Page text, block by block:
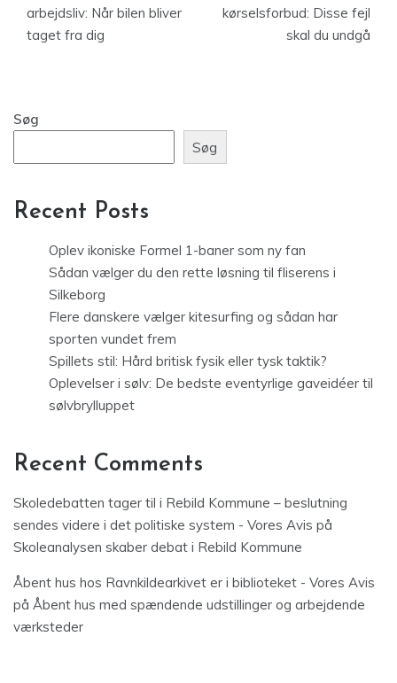
arbejdsliv: Når bilen bliver
taget fra dig
kørselsforbud: Disse fejl
skal du undgå
Søg
Søg
Recent Posts
Oplev ikoniske Formel 1-baner som ny fan
Sådan vælger du den rette løsning til fliserens i
Silkeborg
Flere danskere vælger kitesurfing og sådan har
sporten vundet frem
Spillets stil: Hård britisk fysik eller tysk taktik?
Oplevelser i sølv: De bedste eventyrlige gaveidéer til
sølvbrylluppet
Recent Comments
Skoledebatten tager til i Rebild Kommune – beslutning
sendes videre i det politiske system - Vores Avis på
Skoleanalysen skaber debat i Rebild Kommune
Åbent hus hos Ravnkildearkivet er i biblioteket - Vores Avis
på Åbent hus med spændende udstillinger og arbejdende
værksteder